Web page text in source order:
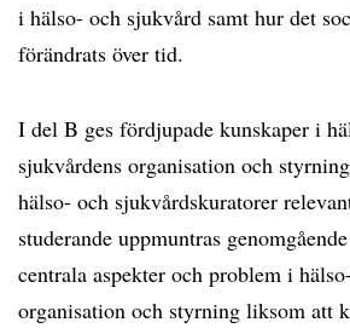
i hälso- och sjukvård samt hur det
förändrats över tid.
I del B ges fördjupade kunskaper i
sjukvårdens organisation och
hälso- och sjukvårdskuratorer
studerande uppmuntras
centrala aspekter och problem i
organisation och styrning liksom att